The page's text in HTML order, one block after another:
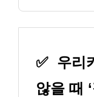
✅ 우리
않을 때